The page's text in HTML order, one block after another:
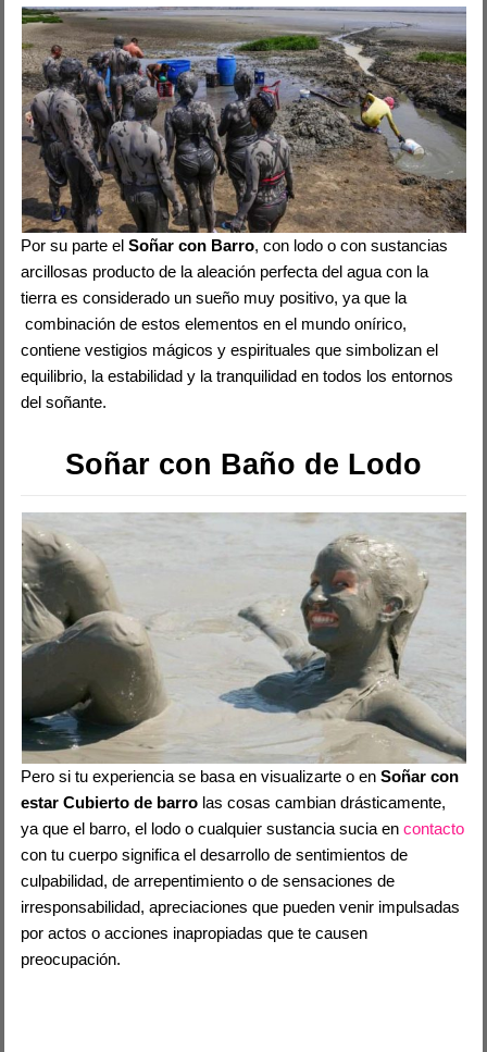
Por su parte elSoñar con Barro, con lodo o con sustancias
arcillosas producto de la aleación perfecta del agua con la
tierra es considerado un sueño muy positivo, ya que la
combinación de estos elementos en el mundo onírico,
contiene vestigios mágicos y espirituales que simbolizan el
equilibrio, la estabilidad y la tranquilidad en todos los entornos
del soñante.
Soñar con Baño de Lodo
Pero si tu experiencia se basa en visualizarte o enSoñar con
estar Cubierto de barro las cosas cambian drásticamente,
ya que el barro, el lodo o cualquier sustancia sucia encontacto
con tu cuerpo significa el desarrollo de sentimientos de
culpabilidad, de arrepentimiento o de sensaciones de
irresponsabilidad, apreciaciones que pueden venir impulsadas
por actos o acciones inapropiadas que te causen
preocupación.